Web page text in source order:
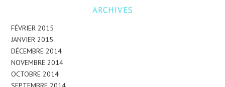
ARCHIVES
FÉVRIER 2015
JANVIER 2015
DÉCEMBRE 2014
NOVEMBRE 2014
OCTOBRE 2014